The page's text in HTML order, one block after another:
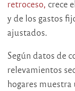
retroceso, crece
y de los gastos
ajustados.
Según datos de
relevamientos
hogares